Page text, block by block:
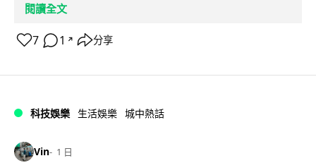
閱讀全文
7 1 ↗ 分享
科技娛樂 生活娛樂 城中熱話
Vin 1 日